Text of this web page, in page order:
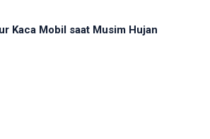
Kaca Mobil saat Musim Hujan